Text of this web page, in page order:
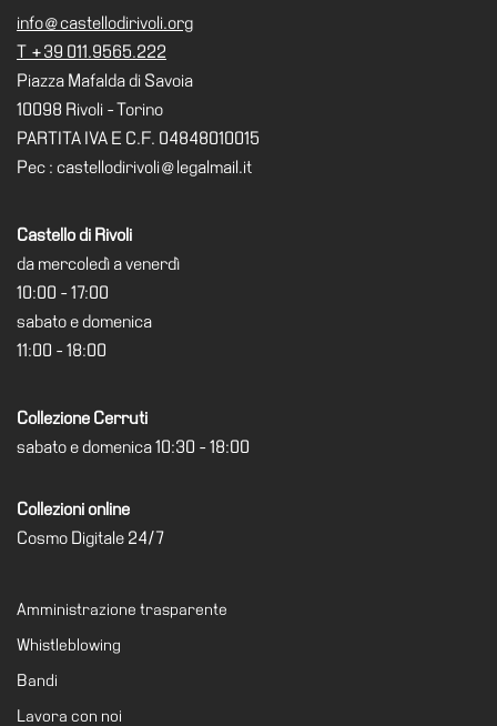
Castello
Manica
Lunga
Villa
Visita
Biglietti
Shop
Organizza
Amministrazione
trasparente
Whistleblowing
Sostieni
info@castellodirivoli.org
T +39 011.9565.222
Piazza Mafalda di Savoia
10098 Rivoli - Torino
PARTITA IVA E C.F. 04848010015
Pec : castellodirivoli@legalmail.it
Castello di Rivoli
da mercoledì a venerdì
10:00 - 17:00
sabato e domenica
11:00 - 18:00
Collezione Cerruti
sabato e domenica 10:30 - 18:00
Collezioni online
Cosmo Digitale 24/7
Amministrazione trasparente
Whistleblowing
Bandi
Lavora con noi